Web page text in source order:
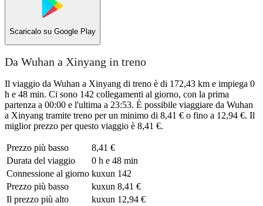
Scaricalo su Google Play
Da Wuhan a Xinyang in treno
Il viaggio da Wuhan a Xinyang di treno è di 172,43 km e impiega 0
h e 48 min. Ci sono 142 collegamenti al giorno, con la prima
partenza a 00:00 e l'ultima a 23:53. È possibile viaggiare da Wuhan
a Xinyang tramite treno per un minimo di 8,41 € o fino a 12,94 €. Il
miglior prezzo per questo viaggio è 8,41 €.
Prezzo più basso
8,41 €
Durata del viaggio
0 h e 48 min
Connessione al giorno kuxun 142
Prezzo più basso
kuxun 8,41 €
Il prezzo più alto
kuxun 12,94 €